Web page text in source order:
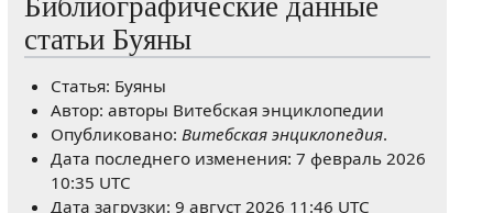
Библиографические данные
статьи Буяны
Статья: Буяны
Автор: авторы Витебская энциклопедии
Опубликовано: Витебская энциклопедия.
Дата последнего изменения: 7 февраль 2026
10:35 UTC
Дата загрузки: 9 август 2026 11:46 UTC